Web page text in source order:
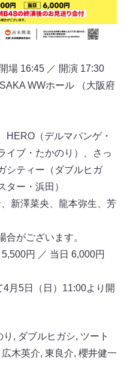
場 16:45 ／ 開演 17:30
WWホール （大阪府
（デルマパンゲ・
イブ・たかのり）、さっ
シティー（ダブルヒガ
ター・浜田）
新澤菜央、龍本弥生、芳
ございます。
円 ／ 当日 6,000円
4月5日（日）11:00より開
り , ダブルヒガシ, ツート
広木英介, 東良介, 櫻井健一